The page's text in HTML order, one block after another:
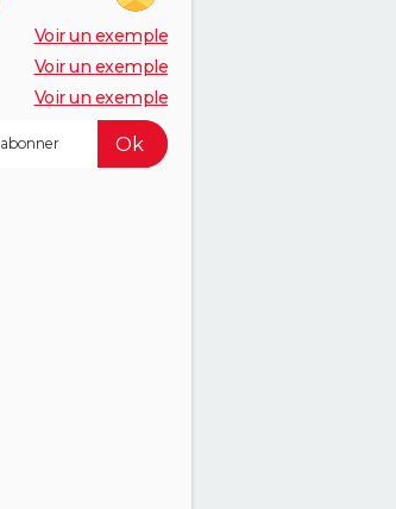
Voir un exemple
Voir un exemple
Voir un exemple